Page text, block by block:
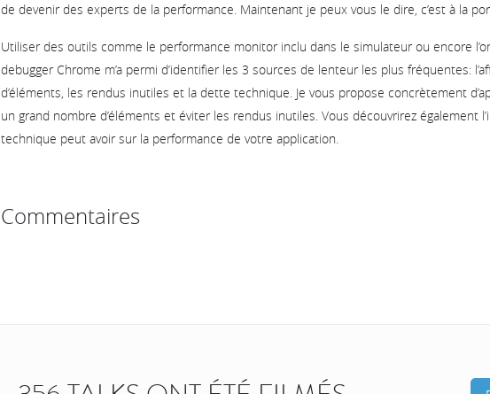
de devenir des experts de la performance. Maintenant je peux vous le dire, c’est à la
Utiliser des outils comme le performance monitor inclu dans le simulateur ou encore
debugger Chrome m’a permi d’identifier les 3 sources de lenteur les plus fréquentes:
d’éléments, les rendus inutiles et la dette technique. Je vous propose concrètement
un grand nombre d’éléments et éviter les rendus inutiles. Vous découvrirez également
technique peut avoir sur la performance de votre application.
Commentaires